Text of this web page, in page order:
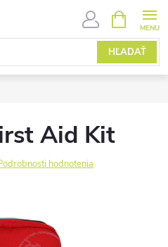
HĽADAŤ
KOŠÍK
Aid Kit
hodnotenia